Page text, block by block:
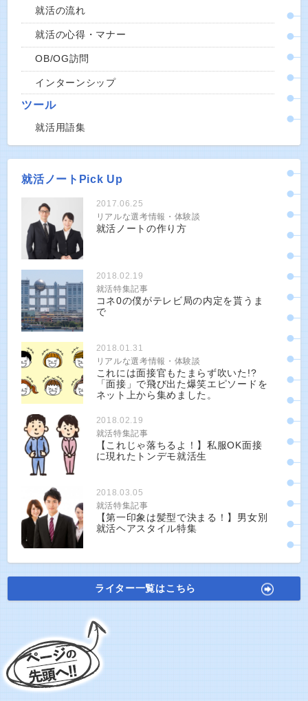
就活の流れ
就活の心得・マナー
OB/OG訪問
インターンシップ
ツール
就活用語集
就活ノートPick Up
2017.06.25
リアルな選考情報・体験談
就活ノートの作り方
2018.02.19
就活特集記事
コネ0の僕がテレビ局の内定を貰うま
で
2018.01.31
リアルな選考情報・体験談
これには面接官もたまらず吹いた!?
「面接」で飛び出た爆笑エピソードを
ネット上から集めました。
2018.02.19
就活特集記事
【これじゃ落ちるよ！】私服OK面接
に現れたトンデモ就活生
2018.03.05
就活特集記事
【第一印象は髪型で決まる！】男女別
就活ヘアスタイル特集
ライター一覧はこちら